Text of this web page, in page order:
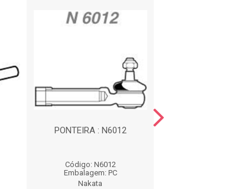
PONTEIRA : N6012
Código: N6012
Embalagem: PC
Nakata